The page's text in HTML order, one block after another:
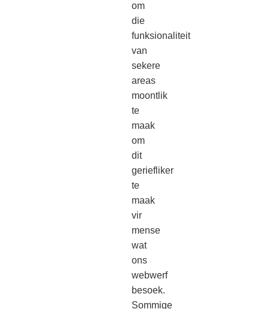
om
die
funksionaliteit
van
sekere
areas
moontlik
te
maak
om
dit
geriefliker
te
maak
vir
mense
wat
ons
webwerf
besoek.
Sommige